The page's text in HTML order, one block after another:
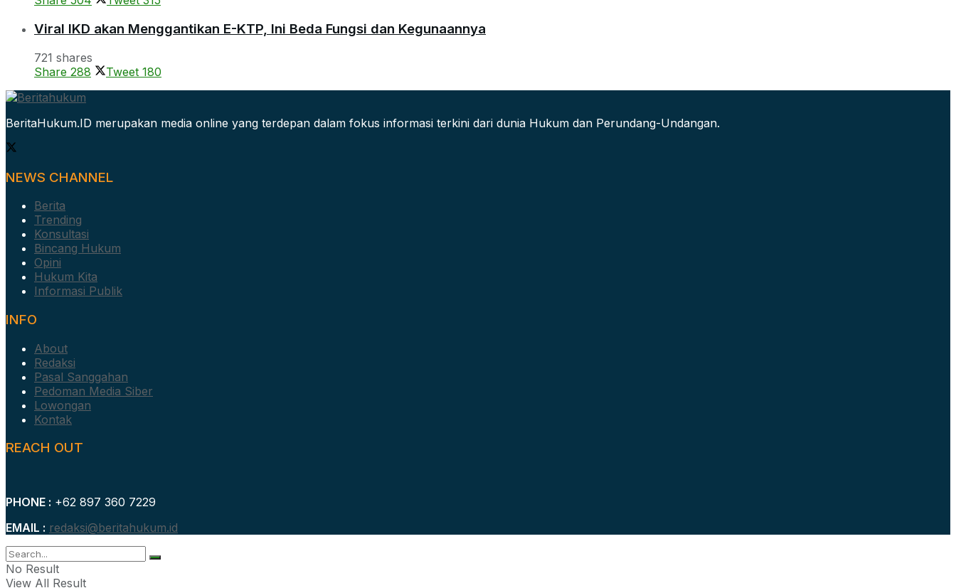
Viral IKD akan Menggantikan E-KTP, Ini Beda Fungsi dan Kegunaannya
721 shares
Share 288 Tweet 180
BeritaHukum.ID merupakan media online yang terdepan dalam fokus informasi terkini dari dunia Hukum dan Perundang-Undangan.
NEWS CHANNEL
Berita
Trending
Konsultasi
Bincang Hukum
Opini
Hukum Kita
Informasi Publik
INFO
About
Redaksi
Pasal Sanggahan
Pedoman Media Siber
Lowongan
Kontak
REACH OUT
PHONE : +62 897 360 7229
EMAIL : redaksi@beritahukum.id
No Result
View All Result